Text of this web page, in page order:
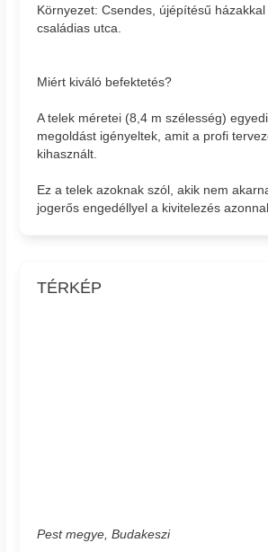
Környezet: Csendes, újépítésű
családias utca.
Miért kiváló befektetés?
A telek méretei (8,4 m szélesség)
megoldást igényeltek, amit a profi
kihasznált.
Ez a telek azoknak szól, akik nem
jogerős engedéllyel a kivitelezés
TÉRKÉP
Pest megye, Budakeszi